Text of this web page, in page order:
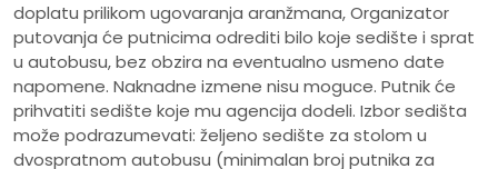
doplatu prilikom ugovaranja aranžmana, Organizator
putovanja će putnicima odrediti bilo koje sedište i sprat
u autobusu, bez obzira na eventualno usmeno date
napomene. Naknadne izmene nisu moguce. Putnik će
prihvatiti sedište koje mu agencija dodeli. Izbor sedišta
može podrazumevati: željeno sedište za stolom u
dvospratnom autobusu (minimalan broj putnika za